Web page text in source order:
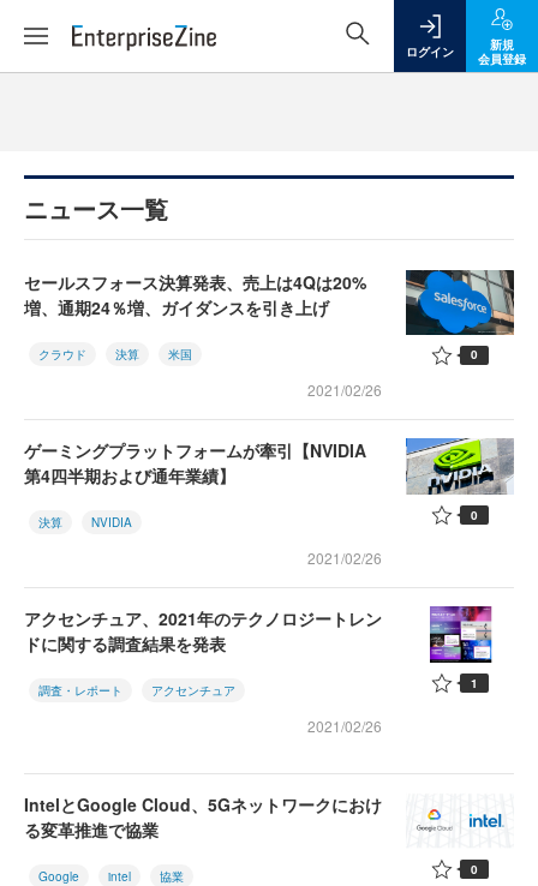
ログイン
新規
会員登録
ニュース一覧
セールスフォース決算発表、売上は4Qは20%
増、通期24％増、ガイダンスを引き上げ
クラウド 決算 米国
2021/02/26
0
ゲーミングプラットフォームが牽引【NVIDIA
第4四半期および通年業績】
決算 NVIDIA
2021/02/26
0
アクセンチュア、2021年のテクノロジートレン
ドに関する調査結果を発表
調査・レポート アクセンチュア
2021/02/26
1
IntelとGoogle Cloud、5Gネットワークにおけ
る変革推進で協業
Google intel 協業 0